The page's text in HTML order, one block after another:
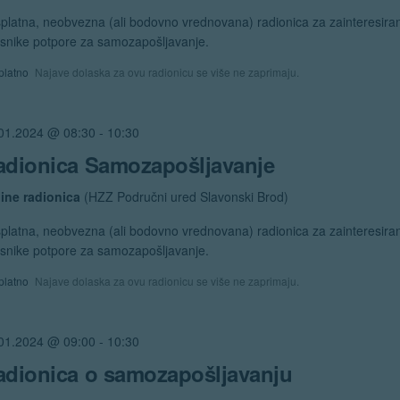
neobvezna (ali bodovno vrednovana) radionica za
potpore za samozapošljavanje.
Najave dolaska za ovu radionicu se više ne zaprimaju.
@ 08:30 - 10:30
Samozapošljavanje
radionica (HZZ Područni ured Slavonski Brod)
neobvezna (ali bodovno vrednovana) radionica za
potpore za samozapošljavanje.
Najave dolaska za ovu radionicu se više ne zaprimaju.
@ 09:00 - 10:30
o samozapošljavanju